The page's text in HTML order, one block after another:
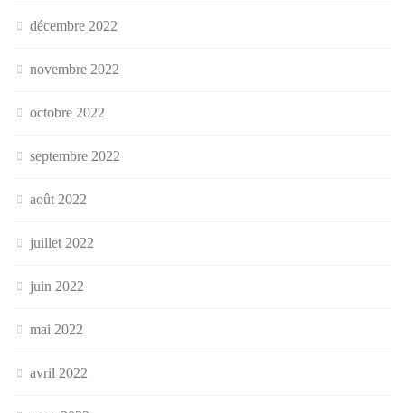
décembre 2022
novembre 2022
octobre 2022
septembre 2022
août 2022
juillet 2022
juin 2022
mai 2022
avril 2022